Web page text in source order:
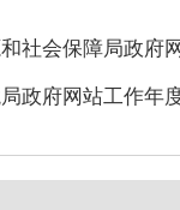
社会保障局政府
政府网站工作年